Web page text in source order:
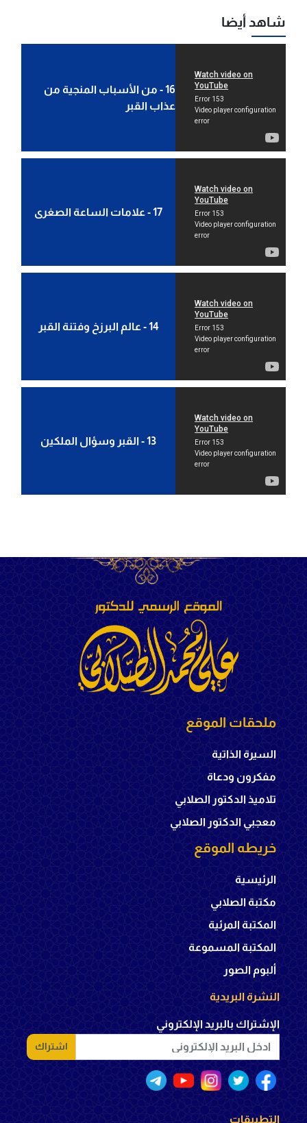
شاهد أيضا
16 - من الأسباب المنجية من
عذاب القبر
17 - علامات الساعة الصغرى
14 - عالم البرزخ وفتنة القبر
13 - القبر وسؤال الملكين
ملحقات الموقع
السيرة الذاتية
مفكرون ودعاة
تلاميذ الدكتور الصلابي
معجبي الدكتور الصلابي
خريطه الموقع
الرئيسية
مكتبة الصلابي
المكتبة المرئية
المكتبة المسموعة
ألبوم الصور
النشرة البريدية
الإشتراك بالبريد الإلكتروني
اشتراك
التطبيقات